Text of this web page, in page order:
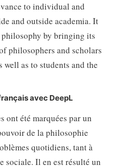
to individual and
and outside academia. It
by bringing its
philosophers and scholars
as to students and the
avec DeepL
ont été marquées par un
de la philosophie
quotidiens, tant à
sociale. Il en est résulté un